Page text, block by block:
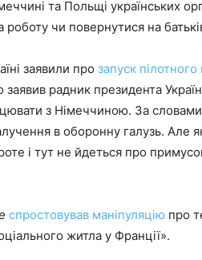
та Польщі українських
роботу чи повернутися на
заявили про запуск
радник президента
з Німеччиною. За
в оборонну галузь.
і тут не йдеться про
спростовував маніпуляцію про
житла у Франції».